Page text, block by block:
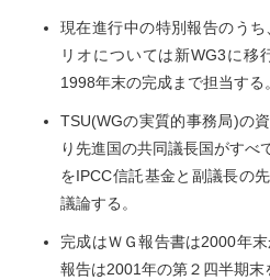
現在進行中の特別報告のう
リオについては新WG3に移
1998年末の完成まで担当する。
TSU(WGの実質的事務局)の
り先進国の共同議長国がすべ
をIPCC信託基金と副議長の
議論する。
完成はＷＧ報告書は2000年
報告は2001年の第２四半期末